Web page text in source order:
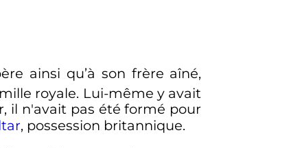
ainsi qu’à son frère aîné,
royale. Lui-même y avait
il n'avait pas été formé pour
, possession britannique.